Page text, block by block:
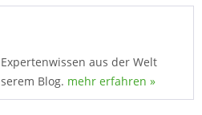
aus der Welt
Blog. mehr erfahren »